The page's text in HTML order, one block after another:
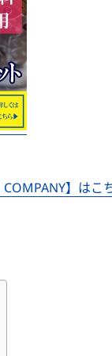
COMPANY】はこ